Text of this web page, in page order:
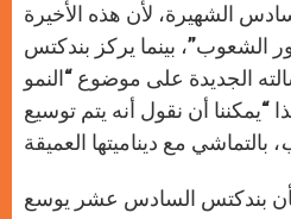
الشهيرة، لأن هذه الأخيرة
بينما يركز بندكتس
الجديدة على موضوع “النمو
“يمكننا أن نقول أنه يتم توسيع
بندكتس السادس عشر يوسع